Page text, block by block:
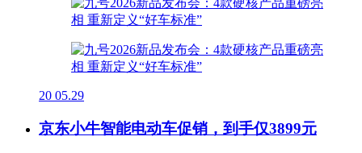
20 05.29
京东小牛智能电动车促销，到手仅3899元